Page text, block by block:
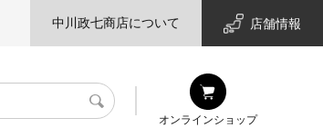
中川政七商店について 店舗情報
検
オンラインショップ